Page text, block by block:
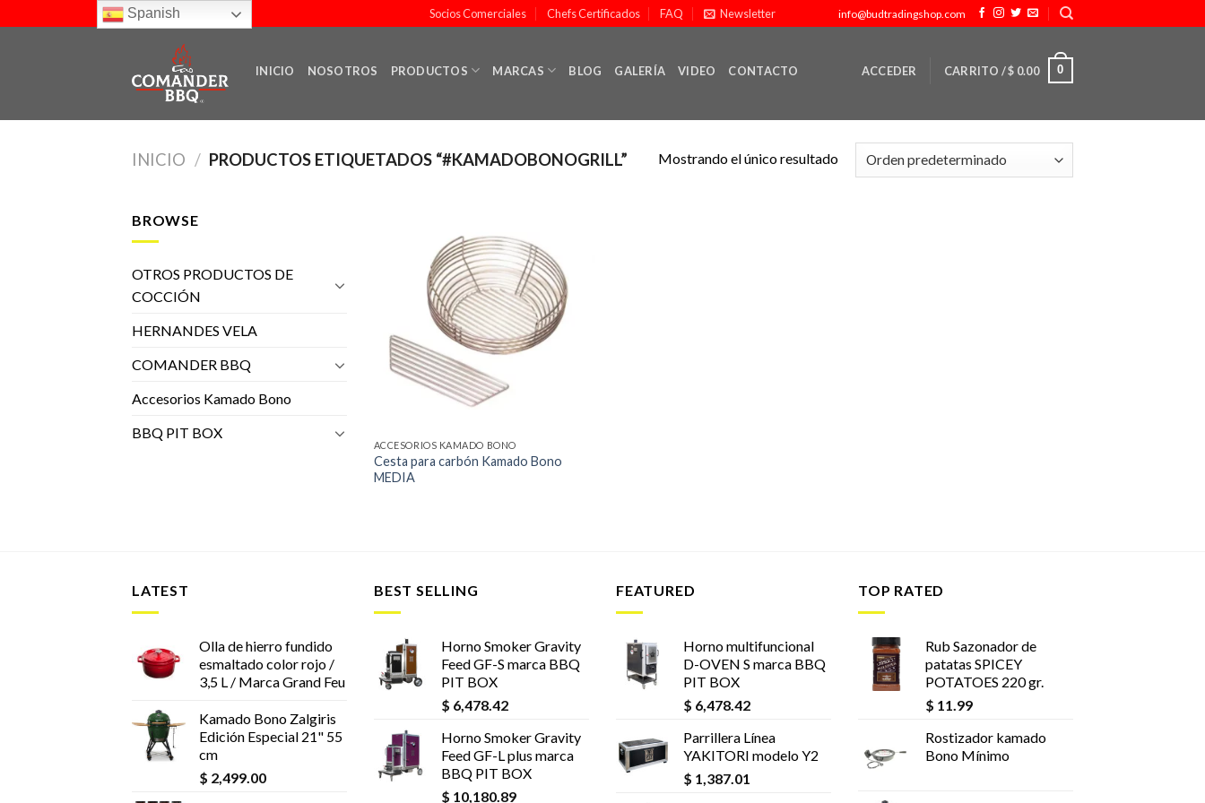
to
Socios Comerciales Chefs Certificados FAQ Newsletter info@budtradingshop.com
INICIO NOSOTROS PRODUCTOS MARCAS BLOG GALERÍA VIDEO CONTACTO ACCEDER CARRITO /$ 0.00 0
INICIO / PRODUCTOS ETIQUETADOS “#KAMADOBONOGRILL” Mostrando el único resultado
BROWSE
OTROS PRODUCTOS DE
COCCIÓN
HERNANDES VELA
COMANDER BBQ
Accesorios Kamado Bono
BBQ PIT BOX
Añadir
a la
lista de
deseos
ACCESORIOS KAMADO BONO
Cesta para carbón Kamado Bono
MEDIA
LATEST
Olla de hierro fundido
esmaltado color rojo /
3,5 L / Marca Grand Feu
Kamado Bono Zalgiris
Edición Especial 21" 55
cm
$ 2,499.00
BEST SELLING
Horno Smoker Gravity
Feed GF-S marca BBQ
PIT BOX
$ 6,478.42
Horno Smoker Gravity
Feed GF-L plus marca
BBQ PIT BOX
$ 10,180.89
FEATURED
Horno multifuncional
D-OVEN S marca BBQ
PIT BOX
$ 6,478.42
Parrillera Línea
YAKITORI modelo Y2
$ 1,387.01
TOP RATED
Rub Sazonador de
patatas SPICEY
POTATOES 220 gr.
$ 11.99
Rostizador kamado
Bono Mínimo
Spanish